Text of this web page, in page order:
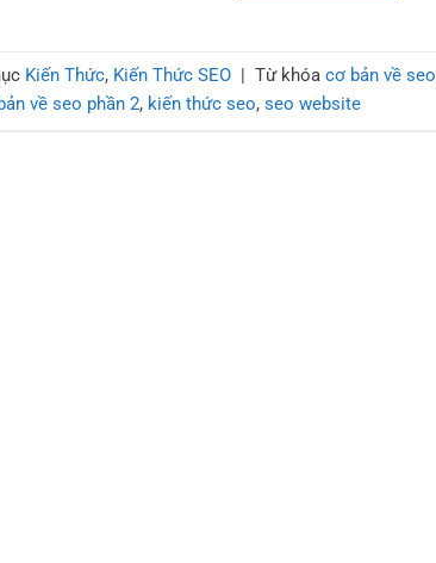
Kiến Thức, Kiến Thức SEO Từ khóa cơ bản về seo
về seo phần 2, kiến thức seo, seo website